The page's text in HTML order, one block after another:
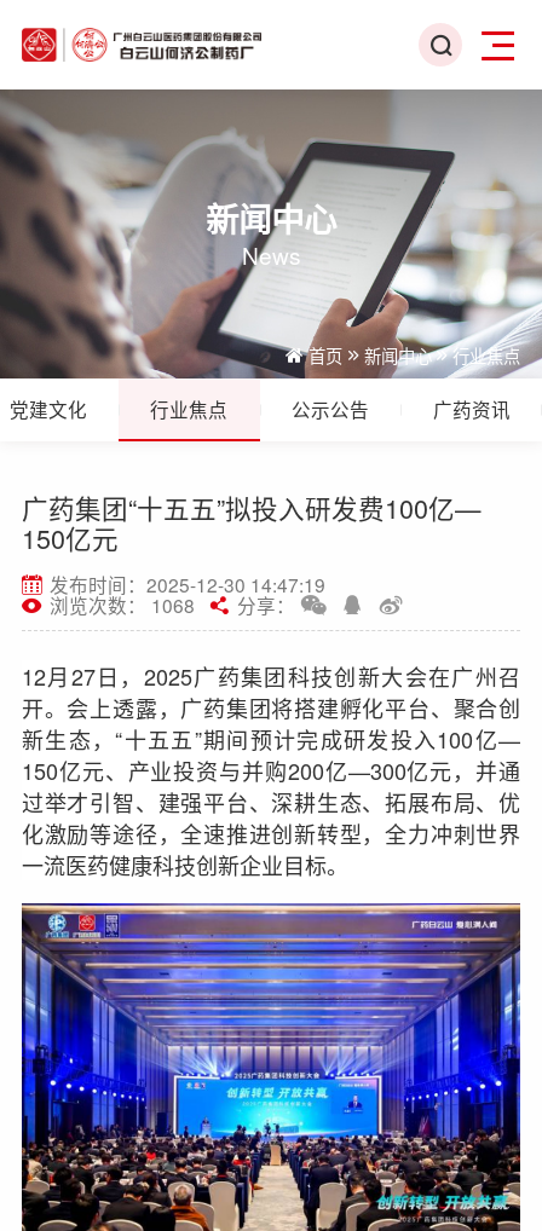
新闻中心
News
首页 新闻中心 行业焦点
党建文化 行业焦点 公示公告 广药资讯
广药集团“十五五”拟投入研发费100亿—
150亿元
发布时间：2025-12-30 14:47:19
浏览次数： 1068 分享：
12月27日，2025广药集团科技创新大会在广州召
开。会上透露，广药集团将搭建孵化平台、聚合创
新生态，“十五五”期间预计完成研发投入100亿—
150亿元、产业投资与并购200亿—300亿元，并通
过举才引智、建强平台、深耕生态、拓展布局、优
化激励等途径，全速推进创新转型，全力冲刺世界
一流医药健康科技创新企业目标。